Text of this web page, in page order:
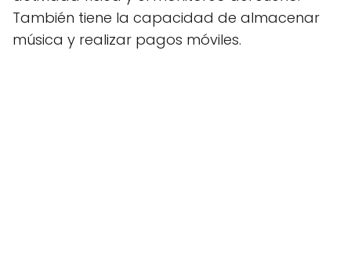
También tiene la capacidad de almacenar
música y realizar pagos móviles.